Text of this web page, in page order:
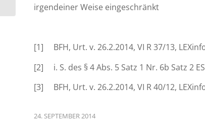
irgendeiner Weise eingeschränkt
[1] BFH, Urt. v. 26.2.2014, VI R 37/13,
[2] i. S. des § 4 Abs. 5 Satz 1 Nr. 6b Satz 2
[3] BFH, Urt. v. 26.2.2014, VI R 40/12,
24. SEPTEMBER 2014